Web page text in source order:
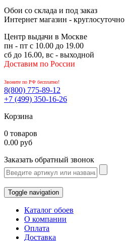
Обои со склада и под заказ
Интернет магазин - круглосуточно
Центр выдачи в Москве
пн - пт с 10.00 до 19.00
сб до 16.00, вс - выходной
Доставим по России
Звоните по РФ бесплатно!
8(800) 775-89-12
+7 (499) 350-16-26
Корзина
0 товаров
0.00 руб
Заказать обратный звонок
Toggle navigation
Каталог обоев
О компании
Оплата
Доставка